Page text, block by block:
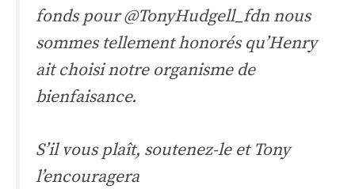
fonds pour@TonyHudgell_fdn nous
sommes tellement honorés qu’Henry
ait choisi notre organisme de
bienfaisance.
S’il vous plaît, soutenez-le et Tony
l’encouragera